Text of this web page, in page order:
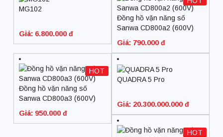
MG102
Giá: 6.800.000 đ
Đồng hồ vặn năng số
Sanwa CD800a2 (600V)
Giá: 790.000 đ
Đồng hồ vặn năng số
Sanwa CD800a3 (600V)
Giá: 950.000 đ
HOT
QUADRA 5 Pro
Giá: 20.300.000.000 đ
HOT